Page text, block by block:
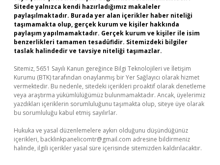
Sitede yalnızca kendi hazırladığımız makaleler
paylaşılmaktadır. Burada yer alan içerikler haber niteliği
taşımamakta olup, gerçek kurum ve kişiler hakkında
paylaşım yapılmamaktadır. Gerçek kurum ve kişiler ile isim
benzerlikleri tamamen tesadüfidir. Sitemizdeki bilgiler
taslak halindedir ve tavsiye niteliği taşımazlar.
Sitemiz, 5651 Sayılı Kanun gereğince Bilgi Teknolojileri ve İletişim
Kurumu (BTK) tarafından onaylanmış bir Yer Sağlayıcı olarak hizmet
vermektedir. Bu nedenle, sitedeki içerikleri proaktif olarak denetleme
veya araştırma yükümlülüğümüz bulunmamaktadır. Ancak, üyelerimiz
yazdıkları içeriklerin sorumluluğunu taşımakta olup, siteye üye olarak
bu sorumluluğu kabul etmiş sayılırlar.
Hukuka ve yasal düzenlemelere aykırı olduğunu düşündüğünüz
içerikleri, backlinkpanelicomtr@gmail.com adresine bildirmeniz
halinde, ilgili içerikler yasal süre içerisinde sitemizden kaldırılacaktır.